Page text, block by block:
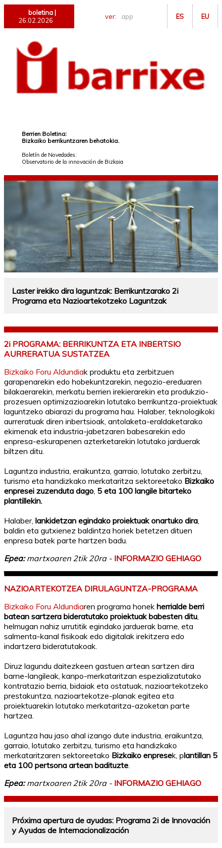
boletina |
26.02.2026
ver: app ES EU
Berrien Boletina:
Bizkaiko berrikuntzaren behatokia.
Boletín de Novedades:
Observatorio de la innovación de Bizkaia
Laster irekiko dira laguntzak: Berrikuntzarako 2i
Programa eta Nazioartekotzeko Laguntzak
2i PROGRAMA: BERRIKUNTZA ETA INBERTSIO
AURRERATUA SUSTATZEA
Bizkaiko Foru Aldundiak produktu eta zerbitzuen
garapenarekin edo hobekuntzarekin, negozio-ereduaren
bilakaerarekin, merkatu berrien irekierarekin eta produkzio-
prozesuen optimizazioarekin lotutako berrikuntza-proiektuak
laguntzeko abiarazi du programa hau. Halaber, teknologikoki
aurreratuak diren inbertsioak, antolaketa-eraldaketarako
ekimenak eta industria-jabetzaren babesarekin edo
enpresa-eskurapenen azterketarekin lotutako jarduerak
biltzen ditu.
Laguntza industria, eraikuntza, garraio, lotutako zerbitzu,
turismo eta handizkako merkataritza sektoreetako Bizkaiko
enpresei zuzenduta dago, 5 eta 100 langile bitarteko
plantillekin.
Halaber, lankidetzan egindako proiektuak onartuko dira,
baldin eta gutxienez baldintza horiek betetzen dituen
enpresa batek parte hartzen badu.
Epea:martxoaren 2tik 20ra - INFORMAZIO GEHIAGO
NAZIOARTEKOTZEA DIRULAGUNTZA-PROGRAMA
Bizkaiko Foru Aldundiaren programa honek herrialde berri
batean sartzera bideratutako proiektuak babesten ditu
helmugan nahiz urrutitik egindako jarduerak barne, eta
salmenta-kanal fisikoak edo digitalak irekitzera edo
indartzera bideratutakoak.
Diruz lagundu daitezkeen gastuen artean sartzen dira
barne-langileak, kanpo-merkataritzan espezializatutako
kontratazio berria, bidaiak eta ostatuak, nazioartekotzeko
prestakuntza, nazioartekotze-planak egitea eta
proiektuarekin lotutako merkataritza-azoketan parte
hartzea.
Laguntza hau jaso ahal izango dute industria, eraikuntza,
garraio, lotutako zerbitzu, turismo eta handizkako
merkataritzaren sektoreetako Bizkaiko enpresek, plantillan 5
eta 100 pertsona artean badituzte
Epea:martxoaren 2tik 20ra - INFORMAZIO GEHIAGO
Próxima apertura de ayudas: Programa 2i de Innovación
y Ayudas de Internacionalización